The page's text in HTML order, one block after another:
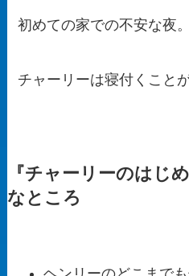
初めての家での不安な夜。
チャーリーは寝付くこと
『チャーリーのはじ
なところ